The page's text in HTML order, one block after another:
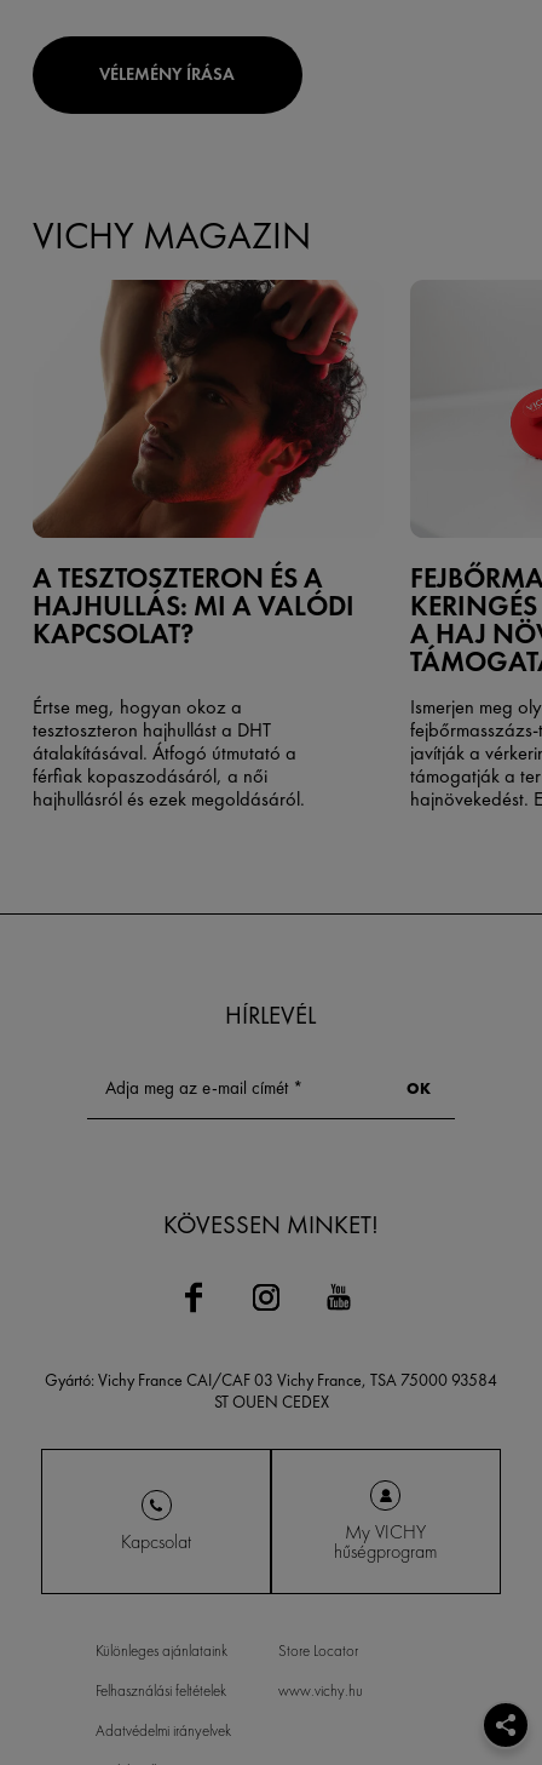
VÉLEMÉNY ÍRÁSA
VICHY MAGAZIN
A TESZTOSZTERON ÉS A
HAJHULLÁS: MI A VALÓDI
KAPCSOLAT?
Értse meg, hogyan okoz a
tesztoszteron hajhullást a DHT
átalakításával. Átfogó útmutató a
férfiak kopaszodásáról, a női
hajhullásról és ezek megoldásáról.
A HAJ
Ismerjen meg
javítják a
támogatják a
hajnövekedést.
HÍRLEVÉL
KÖVESSEN MINKET!
Gyártó: Vichy France CAI/CAF 03 Vichy France, TSA 75000 93584
ST OUEN CEDEX
Kapcsolat My VICHY
hűségprogram
Különleges ajánlataink
Felhasználási feltételek
Adatvédelmi irányelvek
Store Locator
www.vichy.hu